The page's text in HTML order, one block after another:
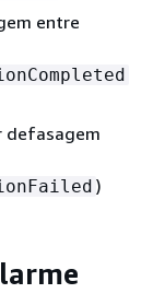
entre
defasagem
)